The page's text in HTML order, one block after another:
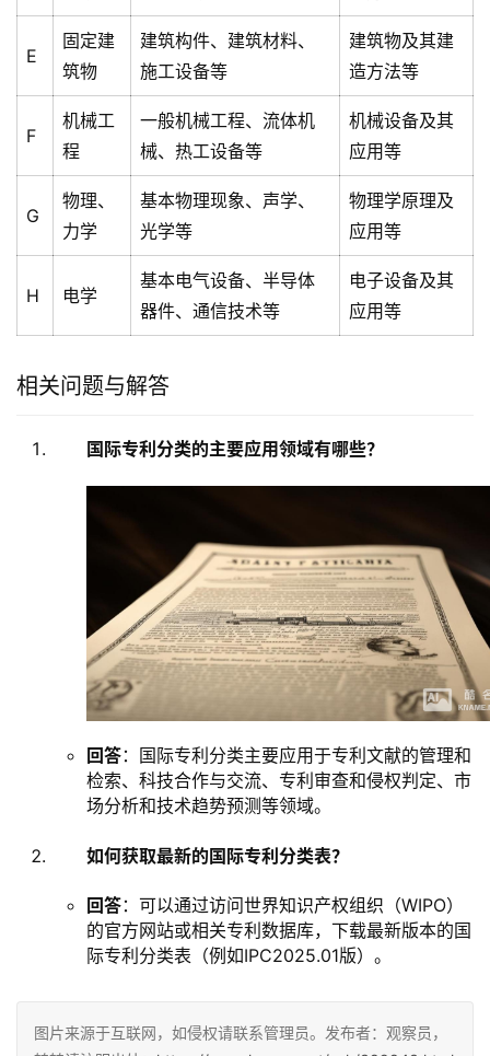
E
固定建
筑物
建筑构件、建筑材料、
施工设备等
建筑物及其建
造方法等
F
机械工
程
一般机械工程、流体机
械、热工设备等
机械设备及其
应用等
G
物理、
力学
基本物理现象、声学、
光学等
物理学原理及
应用等
H 电学
基本电气设备、半导体
器件、通信技术等
电子设备及其
应用等
相关问题与解答
国际专利分类的主要应用领域有哪些？
回答：国际专利分类主要应用于专利文献的管理和
检索、科技合作与交流、专利审查和侵权判定、市
场分析和技术趋势预测等领域。
如何获取最新的国际专利分类表？
回答：可以通过访问世界知识产权组织（WIPO）
的官方网站或相关专利数据库，下载最新版本的国
际专利分类表（例如IPC2025.01版）。
图片来源于互联网，如侵权请联系管理员。发布者：观察员，